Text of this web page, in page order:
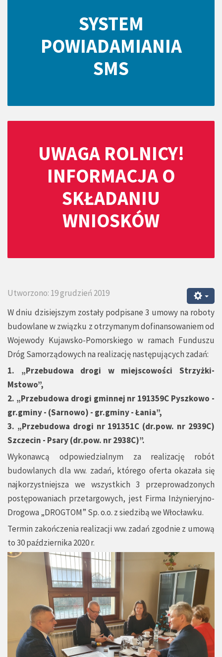
SYSTEM
POWIADAMIANIA
SMS
UWAGA ROLNICY!
INFORMACJA O
SKŁADANIU
WNIOSKÓW
Utworzono: 19 grudzień 2019
W dniu dzisiejszym zostały podpisane 3 umowy na roboty
budowlane w związku z otrzymanym dofinansowaniem od
Wojewody Kujawsko-Pomorskiego w ramach Funduszu
Dróg Samorządowych na realizację następujących zadań:
1. „Przebudowa drogi w miejscowości Strzyżki-
Mstowo”,
2. „Przebudowa drogi gminnej nr 191359C Pyszkowo -
gr.gminy - (Sarnowo) - gr.gminy - Łania”,
3. „Przebudowa drogi nr 191351C (dr.pow. nr 2939C)
Szczecin - Psary (dr.pow. nr 2938C)”.
Wykonawcą odpowiedzialnym za realizację robót
budowlanych dla ww. zadań, którego oferta okazała się
najkorzystniejsza we wszystkich 3 przeprowadzonych
postępowaniach przetargowych, jest Firma Inżynieryjno-
Drogowa „DROGTOM” Sp. o.o. z siedzibą we Włocławku.
Termin zakończenia realizacji ww. zadań zgodnie z umową
to 30 października 2020 r.